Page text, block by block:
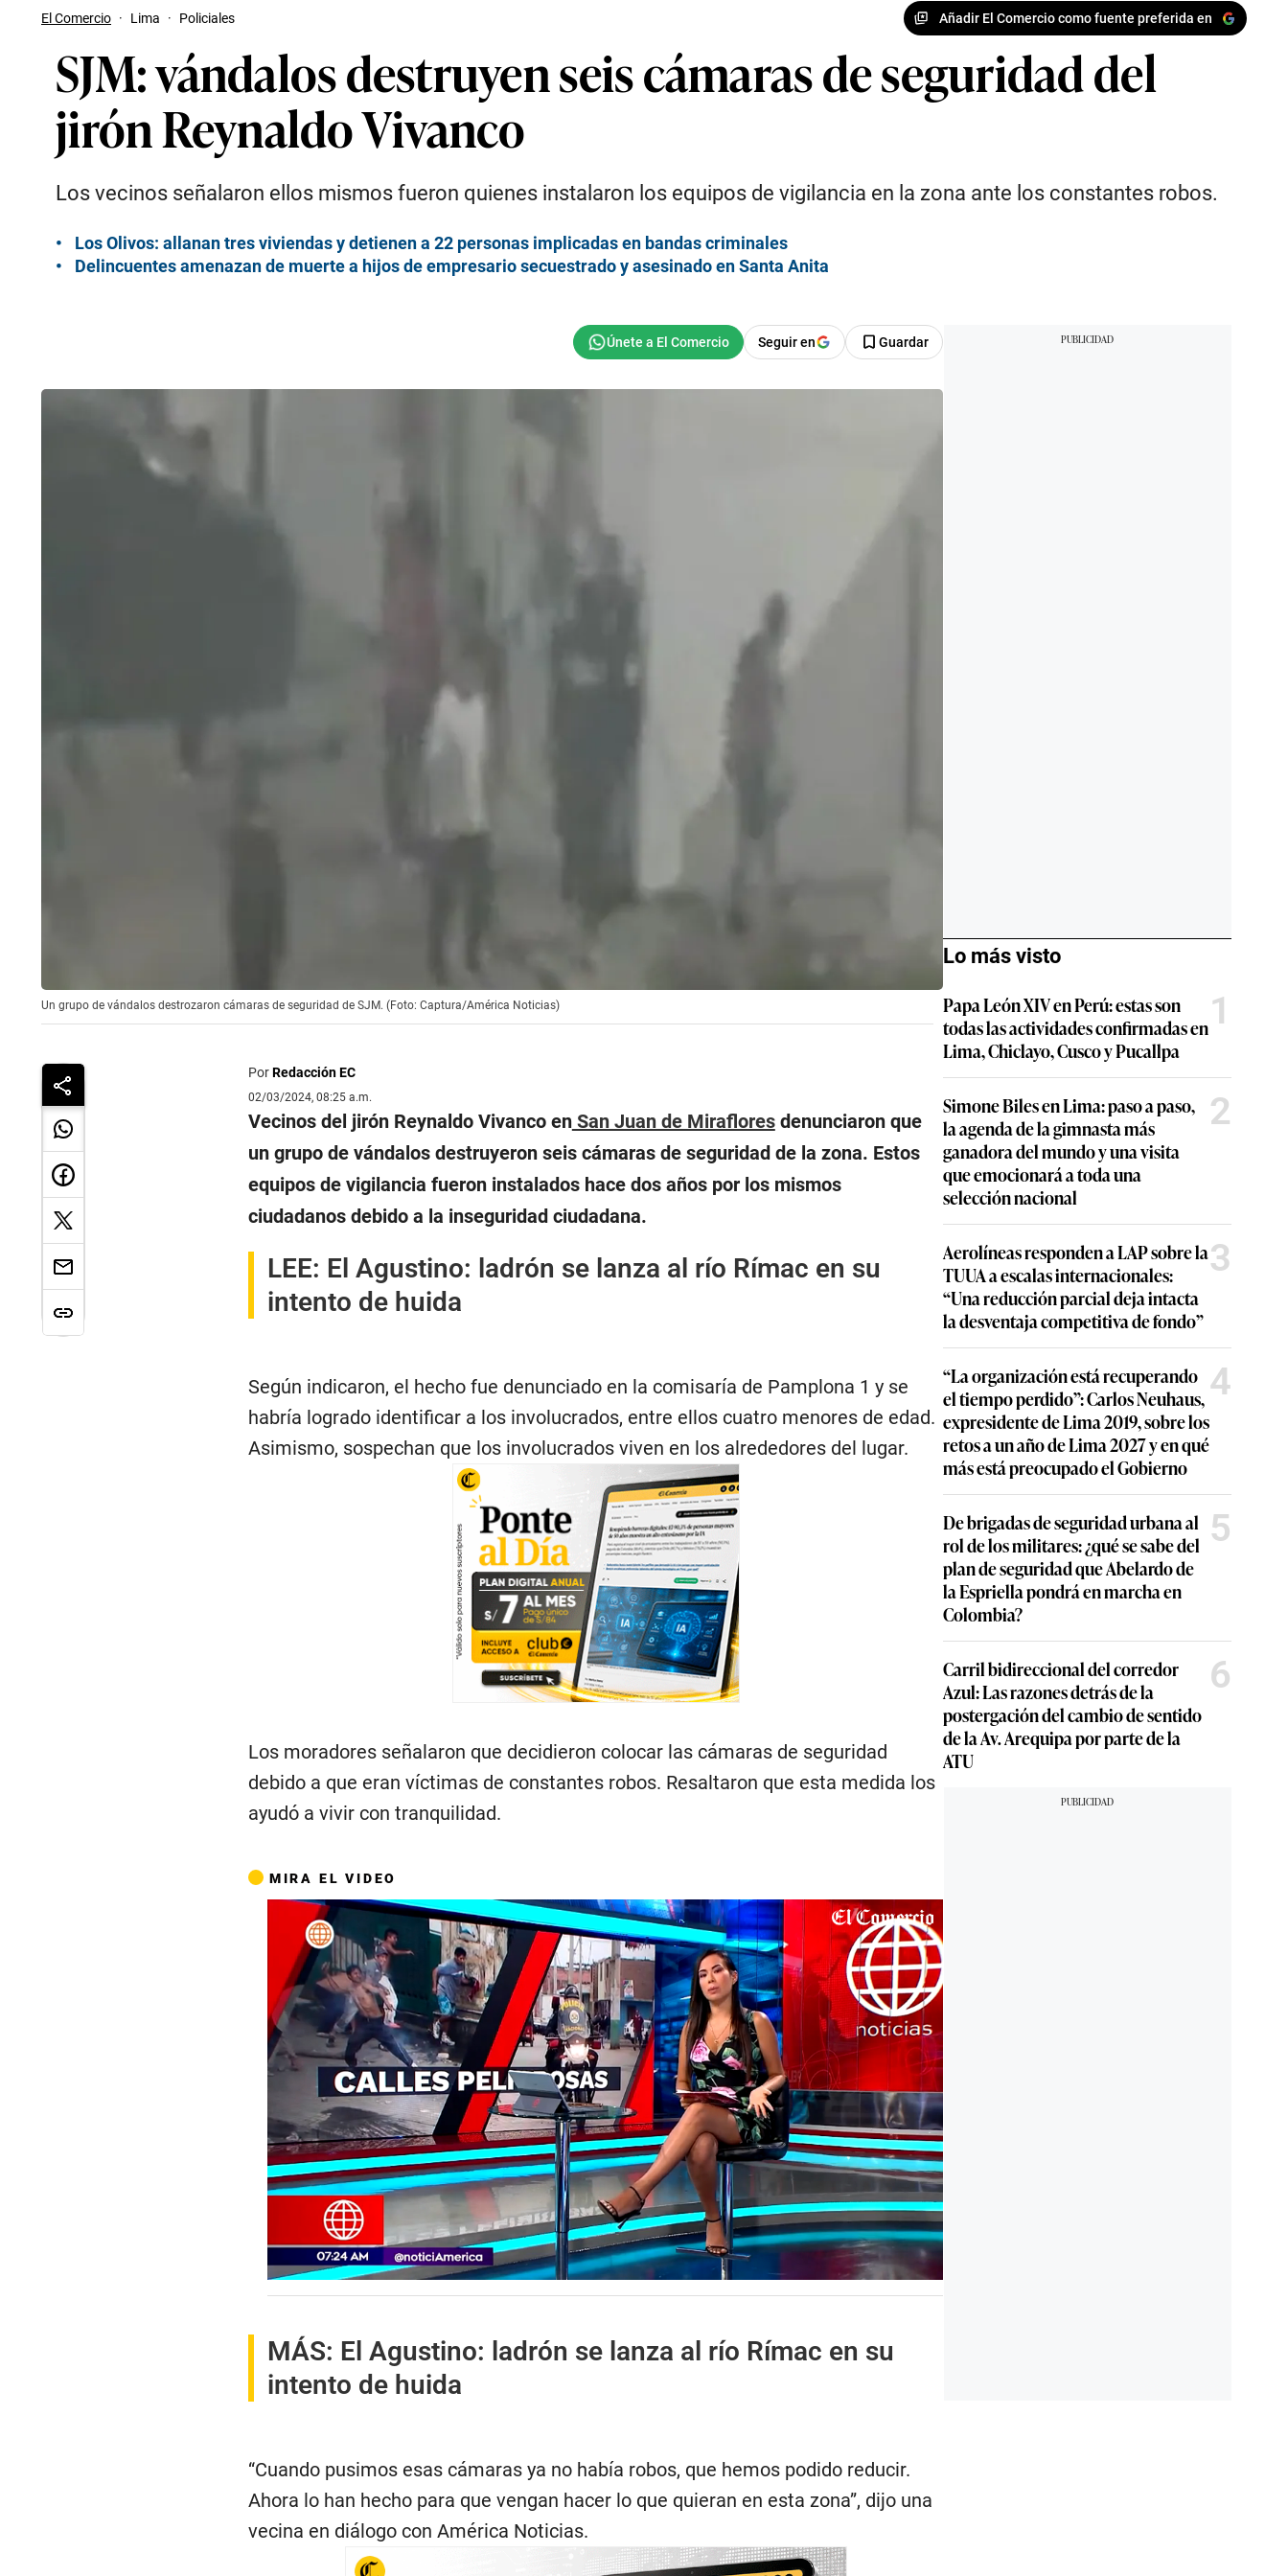
El Comercio · Lima · Policiales Añadir El Comercio como fuente preferida en
SJM: vándalos destruyen seis cámaras de seguridad del
jirón Reynaldo Vivanco
Los vecinos señalaron ellos mismos fueron quienes instalaron los equipos de vigilancia en la zona ante los constantes robos.
Los Olivos: allanan tres viviendas y detienen a 22 personas implicadas en bandas criminales
Delincuentes amenazan de muerte a hijos de empresario secuestrado y asesinado en Santa Anita
Seguir en Guardar
Un grupo de vándalos destrozaron cámaras de seguridad de SJM. (Foto: Captura/América Noticias)
PorRedacción EC
02/03/2024, 08:25 a.m.
Vecinos del jirón Reynaldo Vivanco enSan Juan de Mirafloresdenunciaron que
un grupo de vándalos destruyeron seis cámaras de seguridad de la zona. Estos
equipos de vigilancia fueron instalados hace dos años por los mismos
ciudadanos debido a la inseguridad ciudadana.
LEE: El Agustino: ladrón se lanza al río Rímac en su
intento de huida
Según indicaron, el hecho fue denunciado en la comisaría de Pamplona 1 y se
habría logrado identificar a los involucrados, entre ellos cuatro menores de edad.
Asimismo, sospechan que los involucrados viven en los alrededores del lugar.
Los moradores señalaron que decidieron colocar las cámaras de seguridad
debido a que eran víctimas de constantes robos. Resaltaron que esta medida los
ayudó a vivir con tranquilidad.
MIRA EL VIDEO
s
o
n
d
s
i
u
e
MÁS: El Agustino: ladrón se lanza al río Rímac en su
intento de huida
“Cuando pusimos esas cámaras ya no había robos, que hemos podido reducir.
Ahora lo han hecho para que vengan hacer lo que quieran en esta zona”, dijo una
vecina en diálogo con América Noticias.
Lo más visto
Papa León XIV en Perú: estas son
todas las actividades confirmadas en
Lima, Chiclayo, Cusco y Pucallpa
1
Simone Biles en Lima: paso a paso,
la agenda de la gimnasta más
ganadora del mundo y una visita
que emocionará a toda una
selección nacional
2
Aerolíneas responden a LAP sobre la
TUUA a escalas internacionales:
“Una reducción parcial deja intacta
la desventaja competitiva de fondo”
3
“La organización está recuperando
el tiempo perdido”: Carlos Neuhaus,
expresidente de Lima 2019, sobre los
retos a un año de Lima 2027 y en qué
más está preocupado el Gobierno
4
De brigadas de seguridad urbana al
rol de los militares: ¿qué se sabe del
plan de seguridad que Abelardo de
la Espriella pondrá en marcha en
Colombia?
5
Carril bidireccional del corredor
Azul: Las razones detrás de la
postergación del cambio de sentido
de la Av. Arequipa por parte de la
ATU
6